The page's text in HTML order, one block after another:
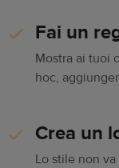
Fai un
Mostra ai tuoi
hoc,
Crea un
Lo stile non